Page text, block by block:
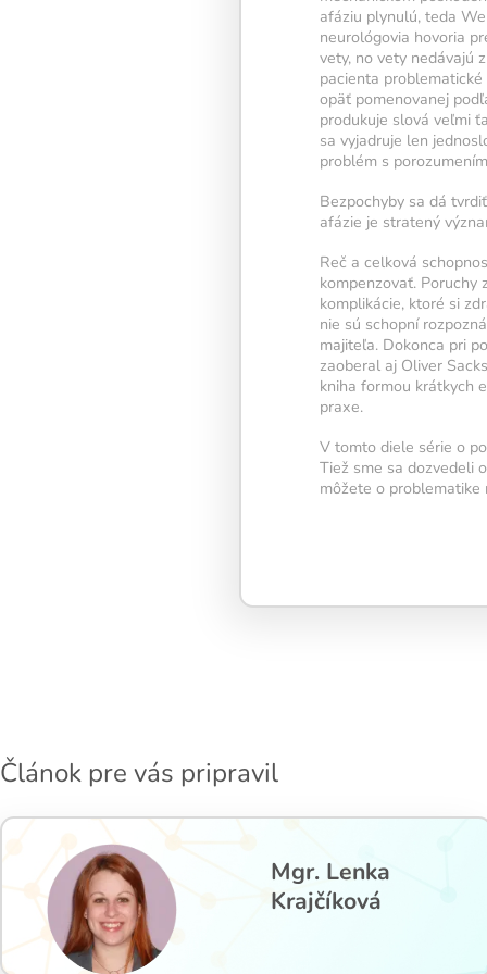
Kalendár sleduje
tréningovú aktivitu:
Oranžové políčko:
intenzitu tréningu,
žiarovky.
1 cvičenie = 20 %
5 cvičení = 100 %
1 2 3
afáziu plynulú, teda
neurológovia hovoria
vety, no vety nedávajú
pacienta
opäť pomenovanej
produkuje slová veľmi
sa vyjadruje len
problém s
Bezpochyby sa dá
afázie je stratený
Reč a celková
kompenzovať. Poruchy
komplikácie, ktoré si
nie sú schopní
majiteľa. Dokonca pri
zaoberal aj Oliver
kniha formou krátkych
praxe.
V tomto diele série o
Tiež sme sa dozvedeli
môžete o problematike
Článok pre vás pripravil
Mgr. Lenka
Krajčíková